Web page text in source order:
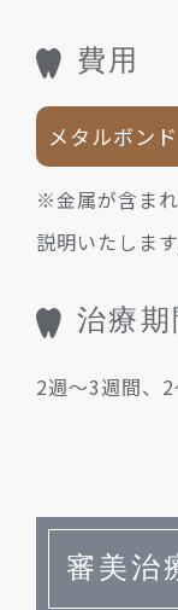
費用
メタルボンド
※金属が含ま
説明いたします
治療期
2週～3週間、
審美治